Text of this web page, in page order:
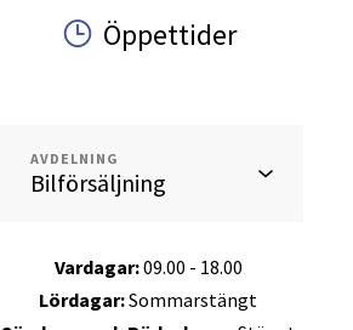
Öppettider
AVDELNING
Vardagar:09.00 - 18.00
Lördagar:Sommarstängt